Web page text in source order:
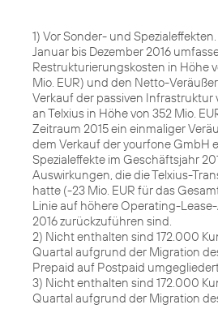
1) Vor Sonder- und
Januar bis Dezember 2016
Restrukturierungskosten in Höhe
Mio. EUR) und den Netto-
Verkauf der passiven
an Telxius in Höhe von 352 Mio.
Zeitraum 2015 ein einmaliger
dem Verkauf der yourfone GmbH
Spezialeffekte im Geschäftsjahr
Auswirkungen, die die Telxius-
hatte (-23 Mio. EUR für das
Linie auf höhere Operating-
2016 zurückzuführen sind.
2) Nicht enthalten sind 172.000
Quartal aufgrund der Migration
Prepaid auf Postpaid
3) Nicht enthalten sind 172.000
Quartal aufgrund der Migration